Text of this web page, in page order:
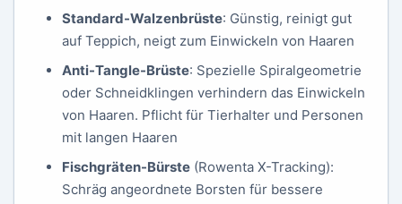
Standard-Walzenbrüste: Günstig, reinigt gut
auf Teppich, neigt zum Einwickeln von Haaren
Anti-Tangle-Brüste: Spezielle Spiralgeometrie
oder Schneidklingen verhindern das Einwickeln
von Haaren. Pflicht für Tierhalter und Personen
mit langen Haaren
Fischgräten-Bürste(Rowenta X-Tracking):
Schräg angeordnete Borsten für bessere